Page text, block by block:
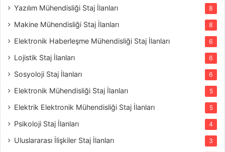
Yazılım Mühendisliği Staj İlanları 8
Makine Mühendisliği Staj İlanları 8
Elektronik Haberleşme Mühendisliği Staj İlanları 6
Lojistik Staj İlanları 6
Sosyoloji Staj İlanları 6
Elektronik Mühendisliği Staj İlanları 5
Elektrik Elektronik Mühendisliği Staj İlanları 5
Psikoloji Staj İlanları 4
Uluslararası İlişkiler Staj İlanları 3